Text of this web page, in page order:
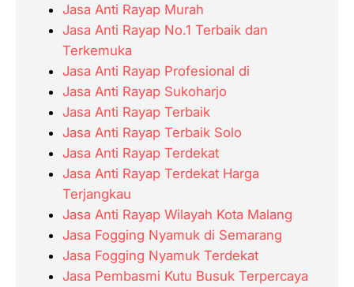
Jasa Anti Rayap Murah
Jasa Anti Rayap No.1 Terbaik dan
Terkemuka
Jasa Anti Rayap Profesional di
Jasa Anti Rayap Sukoharjo
Jasa Anti Rayap Terbaik
Jasa Anti Rayap Terbaik Solo
Jasa Anti Rayap Terdekat
Jasa Anti Rayap Terdekat Harga
Terjangkau
Jasa Anti Rayap Wilayah Kota Malang
Jasa Fogging Nyamuk di Semarang
Jasa Fogging Nyamuk Terdekat
Jasa Pembasmi Kutu Busuk Terpercaya